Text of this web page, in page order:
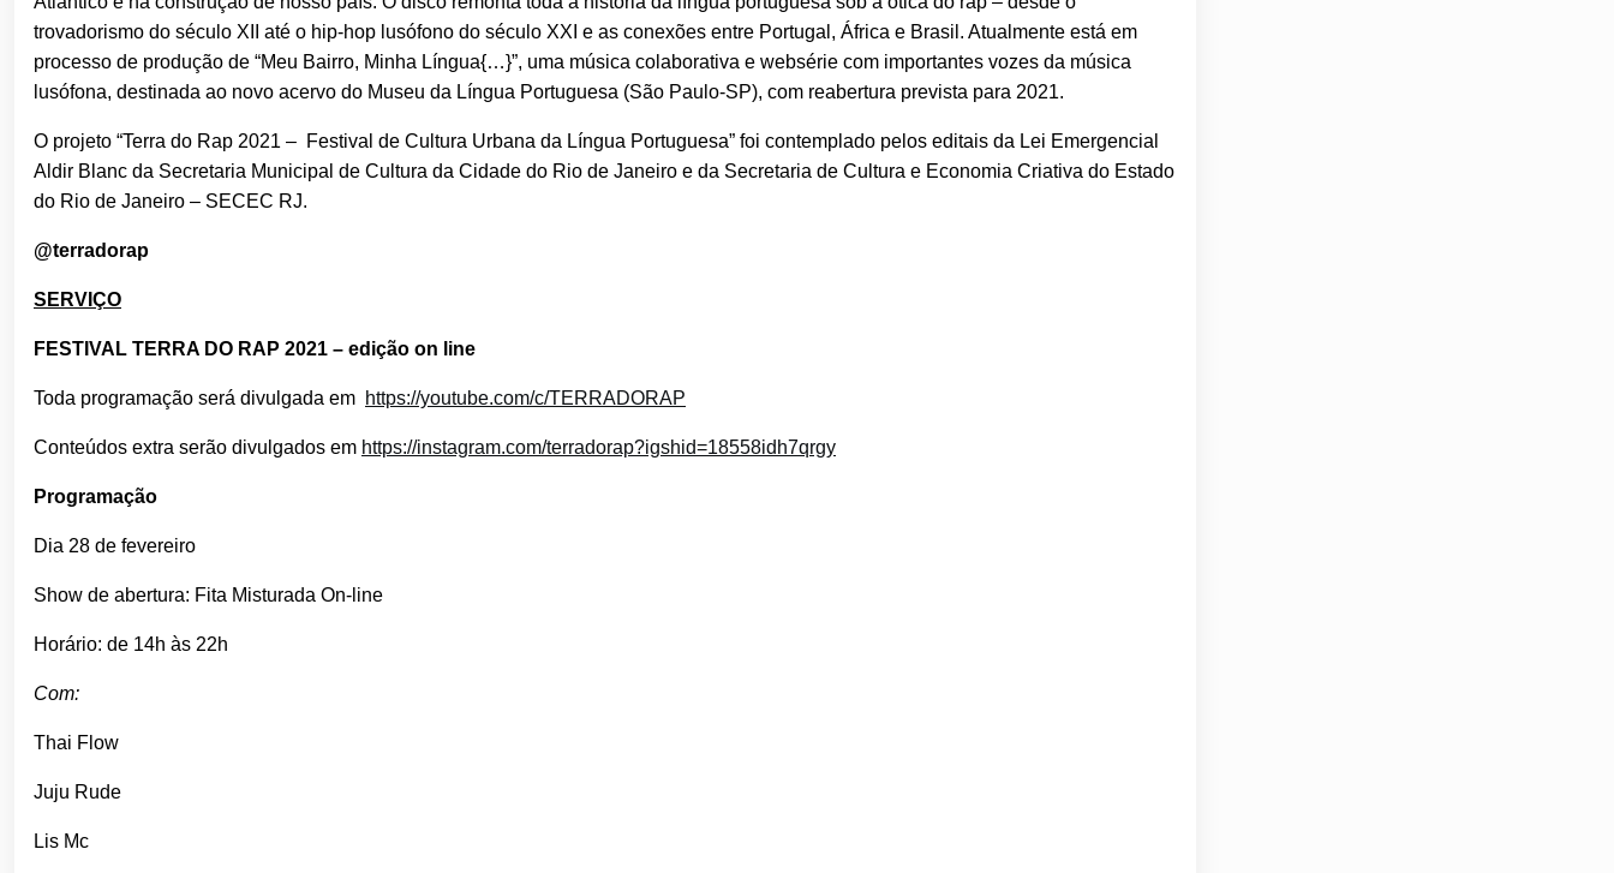
trovadorismo do século XII até o hip-hop lusófono do século XXI e as conexões entre Portugal, África e Brasil. Atualmente está em
processo de produção de “Meu Bairro, Minha Língua{…}”, uma música colaborativa e websérie com importantes vozes da música
lusófona, destinada ao novo acervo do Museu da Língua Portuguesa (São Paulo-SP), com reabertura prevista para 2021.
O projeto “Terra do Rap 2021 – Festival de Cultura Urbana da Língua Portuguesa” foi contemplado pelos editais da Lei Emergencial
Aldir Blanc da Secretaria Municipal de Cultura da Cidade do Rio de Janeiro e da Secretaria de Cultura e Economia Criativa do Estado
do Rio de Janeiro – SECEC RJ.
@terradorap
SERVIÇO
FESTIVAL TERRA DO RAP 2021 – edição on line
Toda programação será divulgada em https://youtube.com/c/TERRADORAP
Conteúdos extra serão divulgados em https://instagram.com/terradorap?igshid=18558idh7qrgy
Programação
Dia 28 de fevereiro
Show de abertura: Fita Misturada On-line
Horário: de 14h às 22h
Com:
Thai Flow
Juju Rude
Lis Mc